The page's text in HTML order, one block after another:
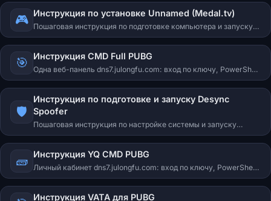
disable Hyper-V». Актуально для читов Arcane и Ancient.
🎮 Инструкция по установке Unnamed (Medal.tv)
Пошаговая инструкция по подготовке компьютера и запуску
читов Unnamed для ARC Raiders, Arena Breakout: Infinite (ABI),
Valorant и Apex Legends. Требуется Medal.tv.
🎯 Инструкция CMD Full PUBG
Одна веб-панель dns7.julongfu.com: вход по ключу, PowerShell
от имени администратора, настройка ESP/аимбота и горячие
клавиши F1–F5.
🛡
Инструкция по подготовке и запуску Desync
Spoofer
Пошаговая инструкция по настройке системы и запуску
Desync Spoofer. Подготовка, первый запуск, основные шаги
для BE / EAC / VANGUARD / FACEIT.
🧱 Инструкция YQ CMD PUBG
Личный кабинет dns7.julongfu.com: вход по ключу, PowerShell
от имени администратора, включение wallhack и настройка
антиотдачи 0–100%.
Инструкция VATA для PUBG